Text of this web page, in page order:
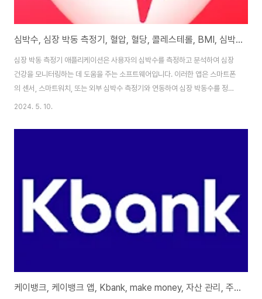
심박수, 심장 박동 측정기, 혈압, 혈당, 콜레스테롤, BMI, 심박수 측정 어플, 심박수측정기, 심박수 모니터링
심장 박동 측정기 애플리케이션은 사용자의 심박수를 측정하고 분석하여 심장
건강을 모니터링하는 데 도움을 주는 소프트웨어입니다. 이러한 앱은 스마트폰
의 센서, 스마트워치, 또는 외부 심박수 측정기와 연동하여 심장 박동수를 정확
히 측정합니다. 사용자의 건강 상태를 모니터링하고 운동 효율을 최적화하는
정 앱은 사용자의 손가락을 카메라 센서에 대고, 플래시를 이용하여 혈류 변화
화를 분석합니다. 이를 통해 ..
2024. 5. 10.
케이뱅크, 케이뱅크 앱, Kbank, make money, 자산 관리, 주식 투자, 부동산, P2P 대출, 케이뱅크 주택담보대출, 생활 브랜드 캐시백, 교통비 캐시백